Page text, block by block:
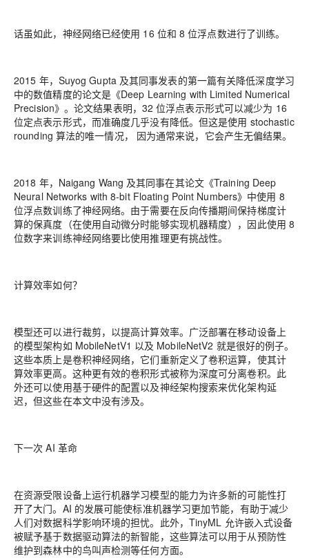
话虽如此，神经网络已经使用 16 位和 8 位浮点数进行了训练。
2015 年，Suyog Gupta 及其同事发表的第一篇有关降低深度学习
中的数值精度的论文是《Deep Learning with Limited Numerical
Precision》。论文结果表明，32 位浮点表示形式可以减少为 16
位定点表示形式，而准确度几乎没有降低。但这是使用 stochastic
rounding 算法的唯一情况， 因为通常来说，它会产生无偏结果。
2018 年，Naigang Wang 及其同事在其论文《Training Deep
Neural Networks with 8-bit Floating Point Numbers》中使用 8
位浮点数训练了神经网络。由于需要在反向传播期间保持梯度计
算的保真度（在使用自动微分时能够实现机器精度），因此使用 8
位数字来训练神经网络要比使用推理更有挑战性。
计算效率如何？
模型还可以进行裁剪，以提高计算效率。广泛部署在移动设备上
的模型架构如 MobileNetV1 以及 MobileNetV2 就是很好的例子。
这些本质上是卷积神经网络，它们重新定义了卷积运算，使其计
算效率更高。这种更有效的卷积形式被称为深度可分离卷积。此
外还可以使用基于硬件的配置以及神经架构搜索来优化架构延
迟，但这些在本文中没有涉及。
下一次 AI 革命
在资源受限设备上运行机器学习模型的能力为许多新的可能性打
开了大门。AI 的发展可能使标准机器学习更加节能，有助于减少
人们对数据科学影响环境的担忧。此外，TinyML 允许嵌入式设备
被赋予基于数据驱动算法的新智能，这些算法可以用于从预防性
维护到森林中的鸟叫声检测等任何方面。